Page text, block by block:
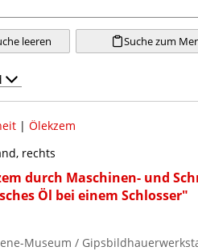
leeren Suche zum
| Ölekzem
rechts
durch Maschinen- und
Öl bei einem Schlosser"
Museum /